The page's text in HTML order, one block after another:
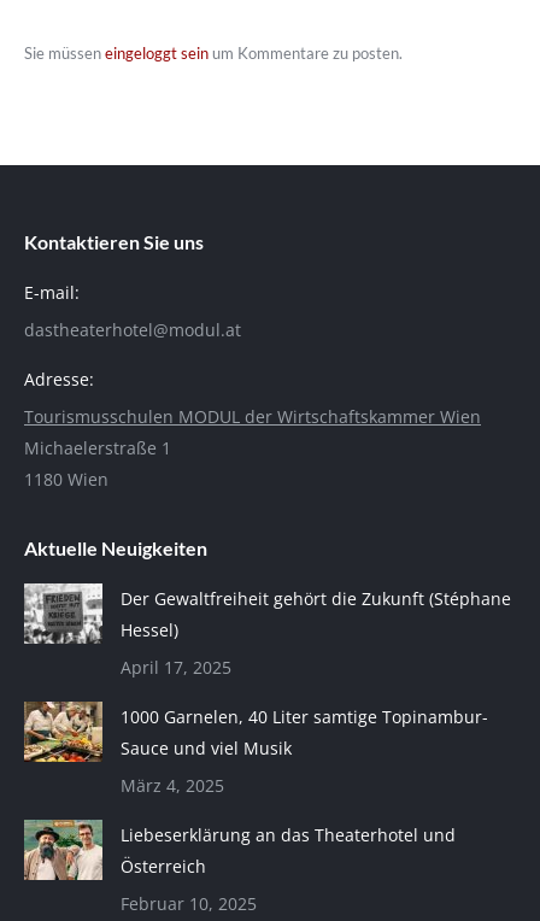
Sie müsseneingeloggt seinum Kommentare zu posten.
Kontaktieren Sie uns
E-mail:
dastheaterhotel@modul.at
Adresse:
Tourismusschulen MODUL der Wirtschaftskammer Wien
Michaelerstraße 1
1180 Wien
Aktuelle Neuigkeiten
Der Gewaltfreiheit gehört die Zukunft (Stéphane
Hessel)
April 17, 2025
1000 Garnelen, 40 Liter samtige Topinambur-
Sauce und viel Musik
März 4, 2025
Liebeserklärung an das Theaterhotel und
Österreich
Februar 10, 2025